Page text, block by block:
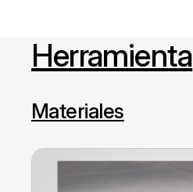
Herramienta
Materiales